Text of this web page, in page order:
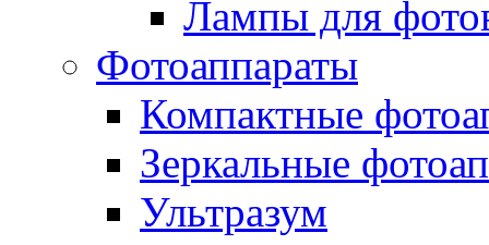
Лампы для
Фотоаппараты
Компактные
Зеркальные
Ультразум